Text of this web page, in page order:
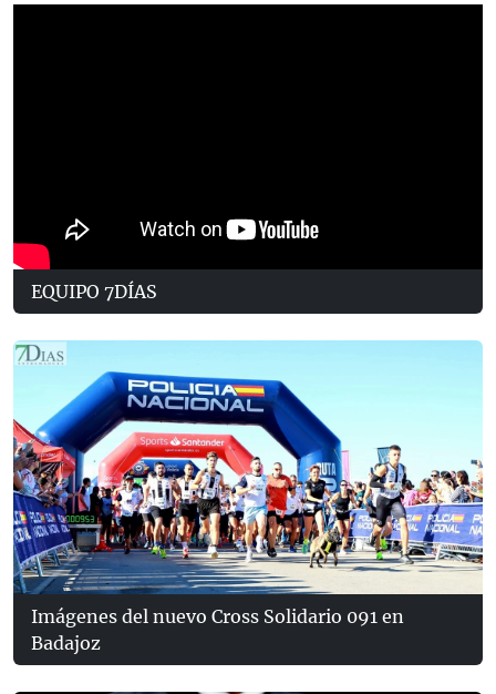
EQUIPO 7DÍAS
Imágenes del nuevo Cross Solidario 091 en
Badajoz